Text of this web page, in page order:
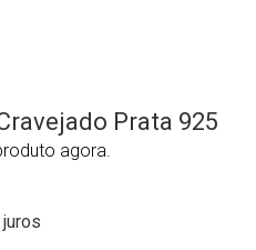
Prata 925
agora.